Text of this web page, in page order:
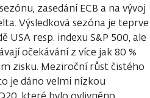
zasedání ECB a na vývoj
Výsledková sezóna je teprve
USA resp. indexu S&P 500, ale
očekávání z více jak 80 %
zisku. Meziroční růst čistého
je dáno velmi nízkou